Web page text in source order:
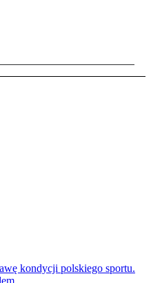
kondycji polskiego sportu.